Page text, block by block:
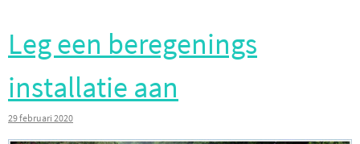
Leg een beregenings
installatie aan
29 februari 2020